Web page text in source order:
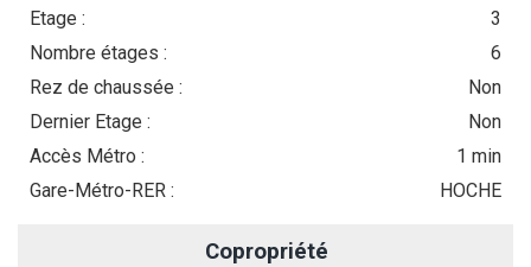
Etage :
3
Nombre étages :
6
Rez de chaussée :
Non
Dernier Etage :
Non
Accès Métro :
1 min
Gare-Métro-RER :
HOCHE
Copropriété